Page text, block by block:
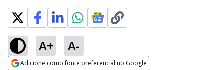
A+ A-
Adicione como fonte preferencial no Google